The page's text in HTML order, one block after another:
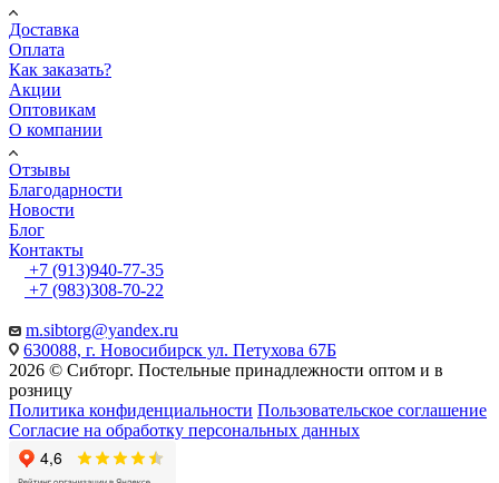
Доставка
Оплата
Как заказать?
Акции
Оптовикам
О компании
Отзывы
Благодарности
Новости
Блог
Контакты
+7 (913)940-77-35
+7 (983)308-70-22
m.sibtorg@yandex.ru
630088, г. Новосибирск ул. Петухова 67Б
2026 © Сибторг. Постельные принадлежности оптом и в
розницу
Политика конфиденциальности Пользовательское соглашение
Согласие на обработку персональных данных